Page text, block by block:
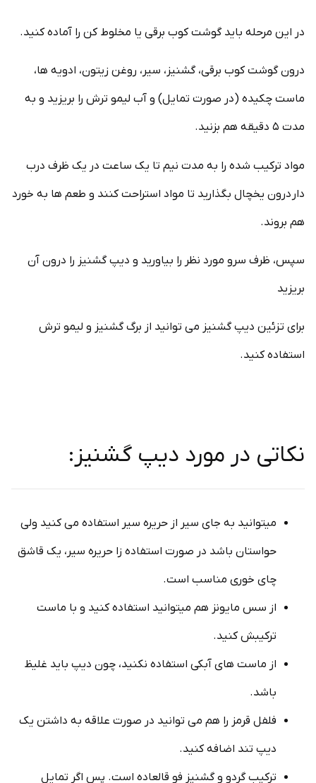
در این مرحله باید گوشت کوب برقی یا مخلوط کن را آماده کنید.
درون گوشت کوب برقی، گشنیز، سیر، روغن زیتون، ادویه ها،
ماست چکیده (در صورت تمایل) و آب لیمو ترش را بریزید و به
مدت ۵ دقیقه هم بزنید.
مواد ترکیب شده را به مدت نیم تا یک ساعت در یک ظرف درب
دار درون یخچال بگذارید تا مواد استراحت کنند و طعم ها به خورد
هم بروند.
سپس، ظرف سرو مورد نظر را بیاورید و دیپ گشنیز را درون آن
بریزید
برای تزئین دیپ گشنیز می توانید از برگ گشنیز و لیمو ترش
استفاده کنید.
نکاتی در مورد دیپ گشنیز:
میتوانید به جای سیر از حریره سیر استفاده می کنید ولی
حواستان باشد در صورت استفاده زا حریره سیر، یک قاشق
چای خوری مناسب است.
از سس مایونز هم میتوانید استفاده کنید و با ماست
ترکیبش کنید.
از ماست های آبکی استفاده نکنید، چون دیپ باید غلیظ
باشد.
فلفل قرمز را هم می توانید در صورت علاقه به داشتن یک
دیپ تند اضافه کنید.
ترکیب گردو و گشنیز فو قالعاده است. پس اگر تمایل